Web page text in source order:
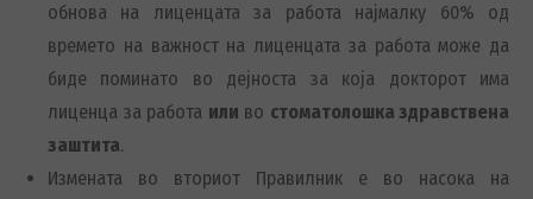
обнова на лиценцата за работа најмалку 60% од
времето на важност на лиценцата за работа може да
биде поминато во дејноста за која докторот има
лиценца за работа или во стоматолошка здравствена
заштита.
Измената во вториот Правилник е во насока на